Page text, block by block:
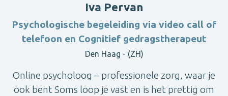
Iva Pervan
Psychologische begeleiding via video call of
telefoon en Cognitief gedragstherapeut
Den Haag - (ZH)
Online psycholoog – professionele zorg, waar je
ook bent Soms loop je vast en is het prettig om